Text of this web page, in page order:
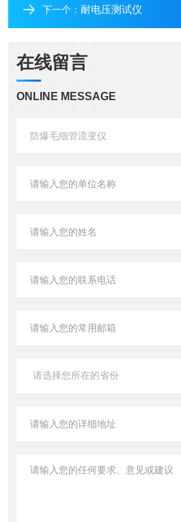
下一个： 耐电压测试仪
在线留言
ONLINE MESSAGE